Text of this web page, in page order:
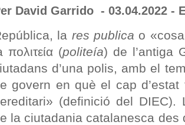
David Garrido - 03.04.2022 -
la res publica o
πολιτεία (politeía) de l’antiga
d’una polis, amb el
govern en què el cap
(definició del DIEC).
la ciutadania catalanesca des